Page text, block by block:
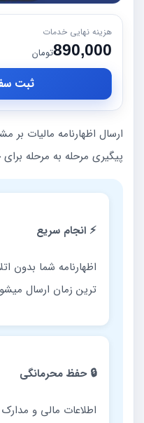
هزینه نهایی خدمات
890,000تومان
ثبت
ارسال اظهارنامه مالیات بر
پیگیری مرحله به مرحله
⚡ انجام سریع
اظهارنامه شما بدون
ترین زمان ارسال
🔒 حفظ محرمانگی
اطلاعات مالی و